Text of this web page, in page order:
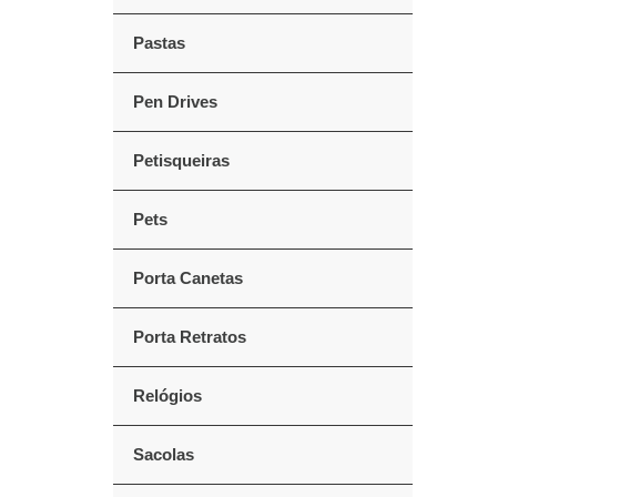
Pastas
Pen Drives
Petisqueiras
Pets
Porta Canetas
Porta Retratos
Relógios
Sacolas